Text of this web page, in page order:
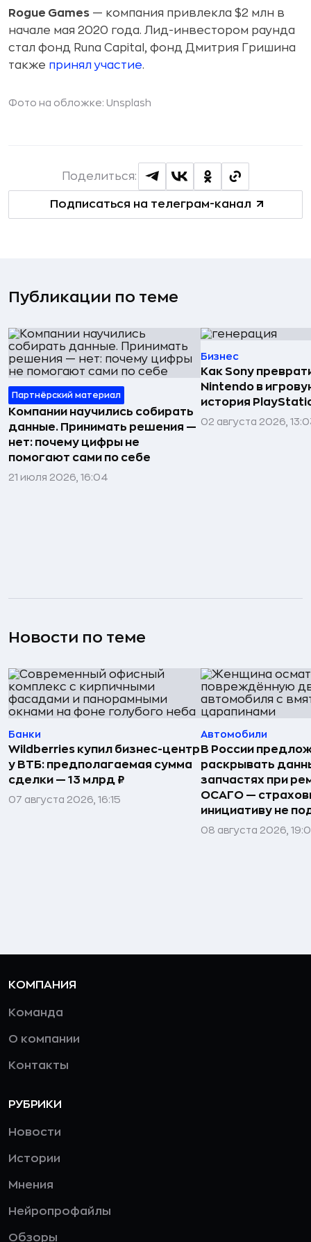
Rogue Games — компания привлекла $2 млн в
начале мая 2020 года. Лид-инвестором раунда
стал фонд Runa Capital, фонд Дмитрия Гришина
также принял участие.
Фото на обложке: Unsplash
Подписаться на телеграм-канал
Поделиться:
Публикации по теме
Партнёрский материал
Компании научились собирать
данные. Принимать решения —
нет: почему цифры не
помогают сами по себе
21 июля 2026, 16:04
Бизнес
Как Sony
Nintendo в
история
02 августа 2026,
Новости по теме
Банки
Wildberries купил бизнес-центр
у ВТБ: предполагаемая сумма
сделки — 13 млрд ₽
07 августа 2026, 16:15
Автомобили
В России
раскрывать
запчастях при
ОСАГО —
инициативу не
08 августа 2026,
КОМПАНИЯ
Команда
О компании
Контакты
РУБРИКИ
Новости
Истории
Мнения
Нейропрофайлы
Обзоры